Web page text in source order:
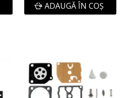
ADAUGĂ ÎN COŞ